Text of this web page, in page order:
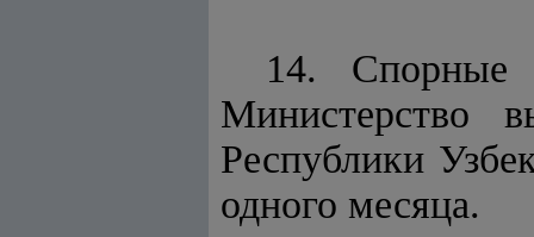
14. Спорные
Министерство
Республики
одного месяца.